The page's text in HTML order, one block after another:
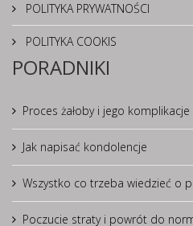
POLITYKA PRYWATNOŚCI
POLITYKA COOKIS
PORADNIKI
Proces żałoby i jego komplikacje
Jak napisać kondolencje
Wszystko co trzeba wiedzieć o
Poczucie straty i powrót do